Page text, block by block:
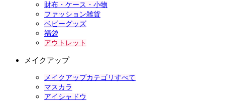
財布・ケース・小物
ファッション雑貨
ベビーグッズ
福袋
アウトレット
メイクアップ
メイクアップカテゴリすべて
マスカラ
アイシャドウ